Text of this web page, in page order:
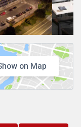
on Map